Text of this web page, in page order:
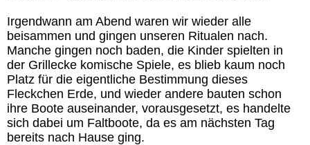
Irgendwann am Abend waren wir wieder alle
beisammen und gingen unseren Ritualen nach.
Manche gingen noch baden, die Kinder spielten in
der Grillecke komische Spiele, es blieb kaum noch
Platz für die eigentliche Bestimmung dieses
Fleckchen Erde, und wieder andere bauten schon
ihre Boote auseinander, vorausgesetzt, es handelte
sich dabei um Faltboote, da es am nächsten Tag
bereits nach Hause ging.